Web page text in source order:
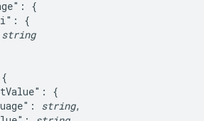
{
{
string
{
string,